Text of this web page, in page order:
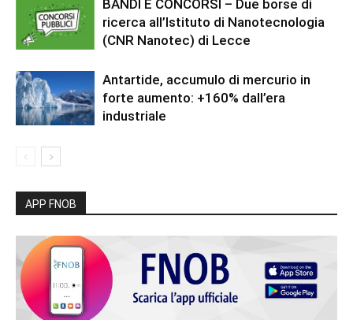
BANDI E CONCORSI – Due borse di
ricerca all’Istituto di Nanotecnologia
(CNR Nanotec) di Lecce
Antartide, accumulo di mercurio in
forte aumento: +160% dall’era
industriale
APP FNOB